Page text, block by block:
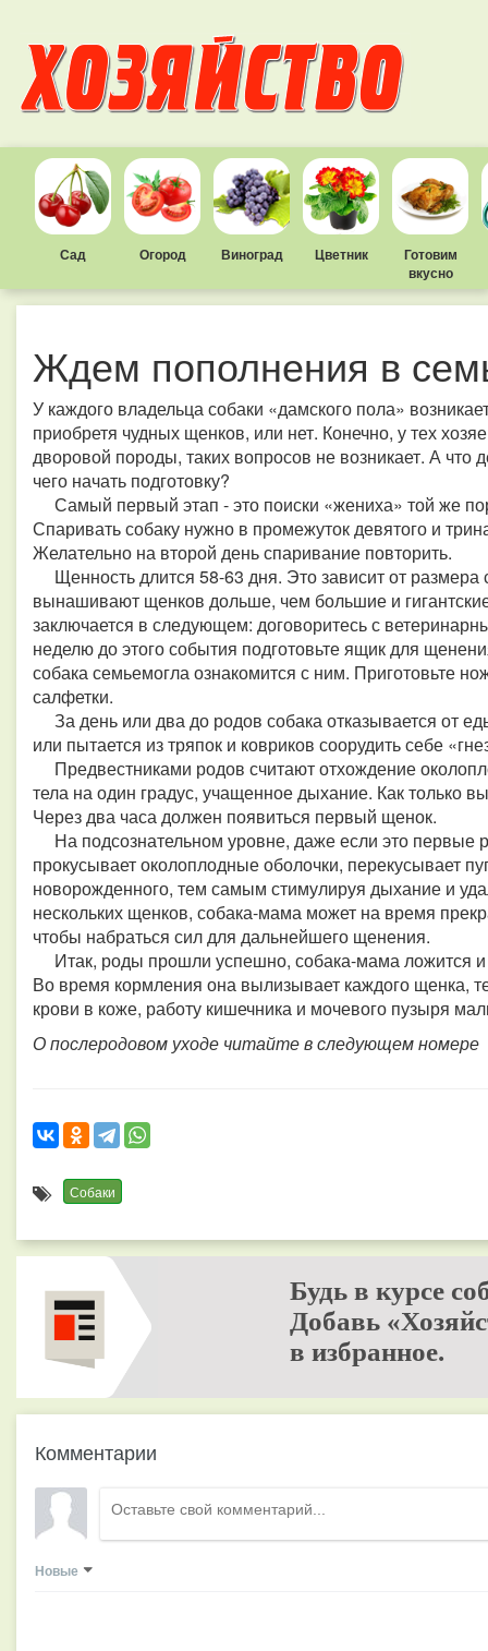
Сад Огород Виноград Цветник
Готовим
вкусно
Ждем пополнения в
У каждого владельца собаки «дамского пола»
приобретя чудных щенков, или нет. Конечно, у тех
дворовой породы, таких вопросов не возникает. А
чего начать подготовку?
Самый первый этап - это поиски «жениха» той же
Спаривать собаку нужно в промежуток девятого и
Желательно на второй день спаривание повторить.
Щенность длится 58-63 дня. Это зависит от
вынашивают щенков дольше, чем большие и
заключается в следующем: договоритесь с
неделю до этого события подготовьте ящик для
собака семьемогла ознакомится с ним. Приготовьте
салфетки.
За день или два до родов собака отказывается от
или пытается из тряпок и ковриков соорудить себе
Предвестниками родов считают отхождение
тела на один градус, учащенное дыхание. Как только
Через два часа должен появиться первый щенок.
На подсознательном уровне, даже если это первые
прокусывает околоплодные оболочки, перекусывает
новорожденного, тем самым стимулируя дыхание и
нескольких щенков, собака-мама может на время
чтобы набраться сил для дальнейшего щенения.
Итак, роды прошли успешно, собака-мама ложится и
Во время кормления она вылизывает каждого щенка,
крови в коже, работу кишечника и мочевого пузыря
О послеродовом уходе читайте в следующем номере
Собаки
Будь в курсе
Добавь
в избранное.
Комментарии
Новые